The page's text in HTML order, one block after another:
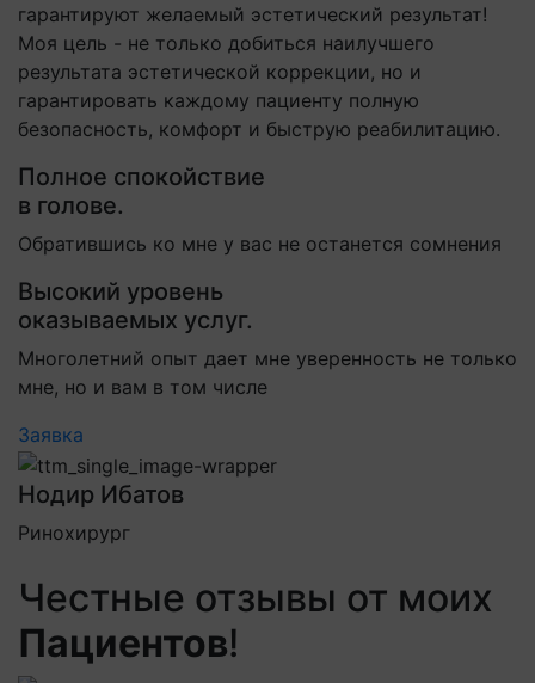
гарантируют желаемый эстетический результат!
Моя цель - не только добиться наилучшего
результата эстетической коррекции, но и
гарантировать каждому пациенту полную
безопасность, комфорт и быструю реабилитацию.
Полное спокойствие
в голове.
Обратившись ко мне у вас не останется сомнения
Высокий уровень
оказываемых услуг.
Многолетний опыт дает мне уверенность не только
мне, но и вам в том числе
Заявка
Нодир Ибатов
Ринохирург
Честные отзывы от моих
Пациентов!